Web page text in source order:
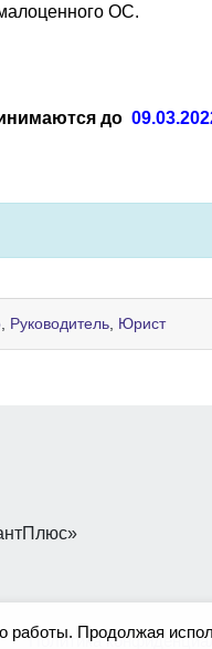
ОС.
до
Руководитель Юрист
ПолитикаПродолжая